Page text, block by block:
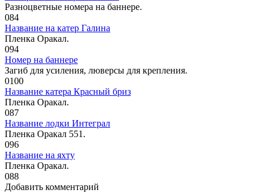
Разноцветные номера на баннере.
084
Название на катер Галина
Пленка Оракал.
094
Номер на баннере
Загиб для усиления, люверсы для крепления.
0100
Название катера Красный бриз
Пленка Оракал.
087
Название лодки Интеграл
Пленка Оракал 551.
096
Название на яхту
Пленка Оракал.
088
Добавить комментарий